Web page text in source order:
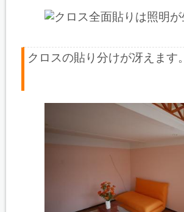
クロスの貼り分けが冴えます。